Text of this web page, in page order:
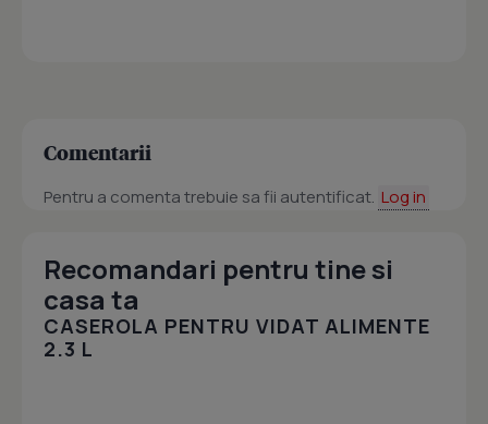
Comentarii
Pentru a comenta trebuie sa fii autentificat. Log in
Recomandari pentru tine si
casa ta
CASEROLA PENTRU VIDAT ALIMENTE
2.3 L